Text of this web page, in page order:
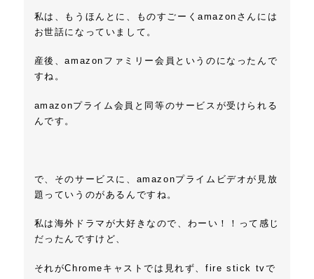
私は、もうほんとに、ものすごーくamazonさんには
お世話になっていまして。
産後、amazonファミリー会員 というのになったんで
すね。
amazonプライム会員 と同等のサービスが受けられる
んです。
で、そのサービスに、 amazonプライムビデオが見放
題っていうのがあるんですね。
私は海外ドラマが大好きなので、わーい！！って感じ
だったんですけど、
それがChromeキャストでは見れず、fire stick tvで